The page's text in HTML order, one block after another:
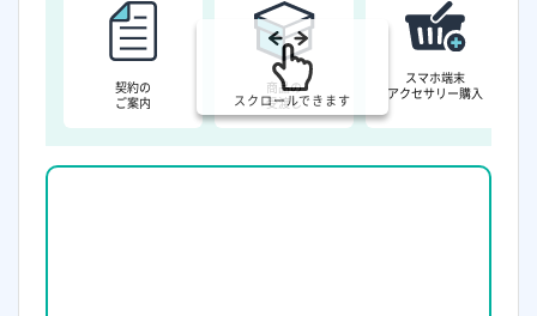
契約の
ご案内
商品の
受渡し
スマホ端末
アクセサリー購入
スクロールできます